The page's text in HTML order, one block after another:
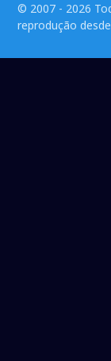
© 2007 - 2026
reprodução